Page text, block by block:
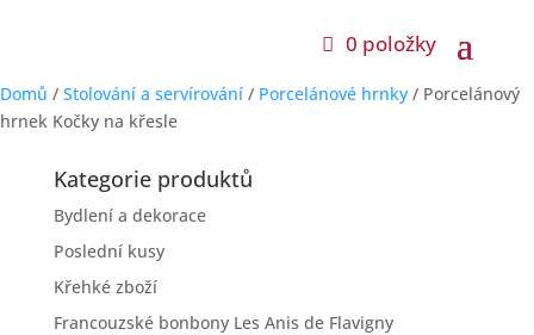
0 položky
Domů / Stolování a servírování / Porcelánové hrnky / Porcelánový
hrnek Kočky na křesle
Kategorie produktů
Bydlení a dekorace
Poslední kusy
Křehké zboží
Francouzské bonbony Les Anis de Flavigny